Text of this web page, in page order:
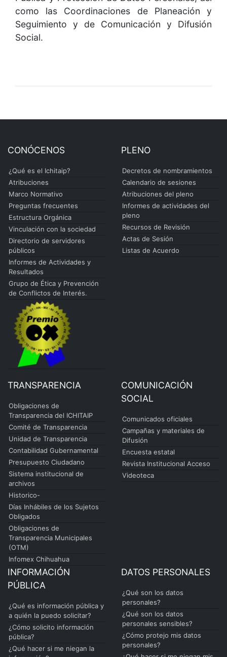
como las Coordinaciones de Planeación y
Seguimiento y de Comunicación y Difusión
Social.
CONÓCENOS
¿Qué es el Ichitaip?
Atribuciones
Marco Normativo
Preguntas frecuentes
Estructura Orgánica
Vinculación con la sociedad
Directorio de servidores
públicos
Informes de Actividades y
Resultados
Grupo de Ética y Prevención
de Conflictos de Interés.
PLENO
Decretos de nombramientos
Calendario de sesiones
Atribuciones del pleno
Informes de actividades del
pleno
Recursos de Revisión
Actas de Sesión
Listas de Acuerdo
TRANSPARENCIA
Obligaciones de
Transparencia del ICHITAIP
Comité de Transparencia
Unidad de Transparencia
Contabilidad Gubernamental
Presupuesto Ciudadano
Sistema institucional de
archivos
Historico-
Días Inhábiles de los Sujetos
Obligados
Obligaciones de
Transparencia Municipales
(OTM)
Infomex Chihuahua
COMUNICACIÓN
SOCIAL
Comunicados oficiales
Campañas y materiales de
Difusión
Encuesta estatal
Revista Institucional Acceso
Videoteca
INFORMACIÓN
PÚBLICA
¿Qué es información pública y
a quién la puedo solicitar?
¿Cómo solicito información
pública?
¿Qué hacer si me niegan la
DATOS PERSONALES
¿Qué son los datos
personales?
¿Qué son los datos
personales sensibles?
¿Cómo protejo mis datos
personales?